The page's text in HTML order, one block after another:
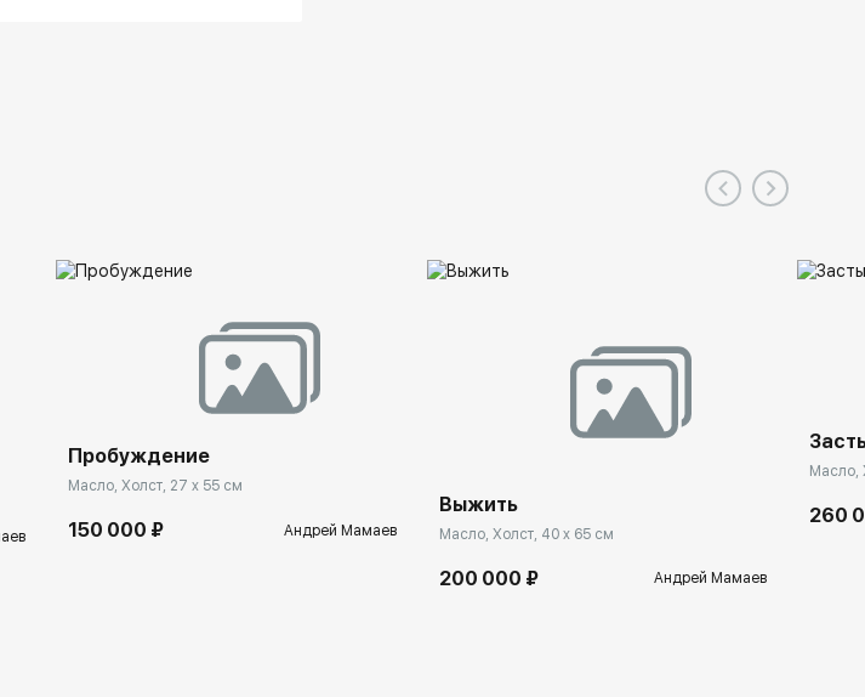
Пробуждение
Масло, Холст, 27 x 55 см
150 000 ₽ Андрей Мамаев
Выжить
Масло, Холст, 40 x 65 см
200 000 ₽ Андрей Мамаев
Масло,
260